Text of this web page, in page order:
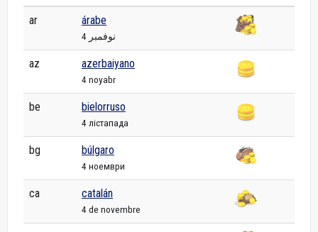
ar árabe
4 نوفمبر
az azerbaiyano
4 noyabr
be bielorruso
4 лістапада
bg búlgaro
4 ноември
ca catalán
4 de novembre